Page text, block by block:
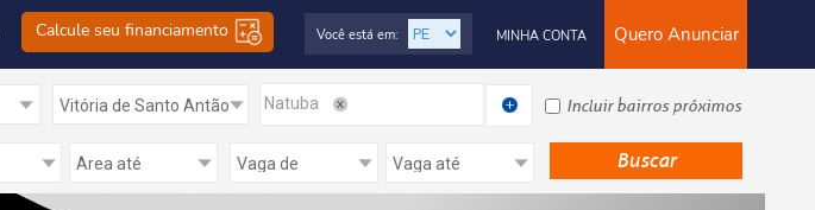
Calcule seu financiamento Quero Anunciar
MINHA CONTA
Você está em:
Natuba Incluir bairros próximos